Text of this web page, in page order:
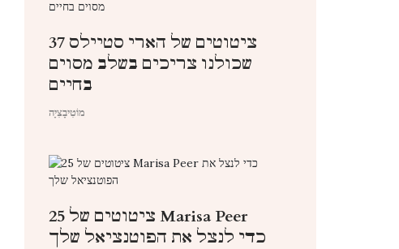
37 ציטוטים של הארי סטיילס
שכולנו צריכים בשלב מסוים
בחיים
מוֹטִיבָצִיָה
25 ציטוטים של Marisa Peer
כדי לנצל את הפוטנציאל שלך